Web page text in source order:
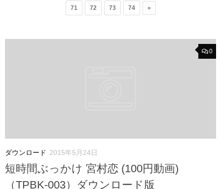
71 72 73 74 »
0
ダウンロード 2015年5月24日
短時間ぶっかけ 宮村恋 (100円動画)
（TPBK-003）ダウンロード版